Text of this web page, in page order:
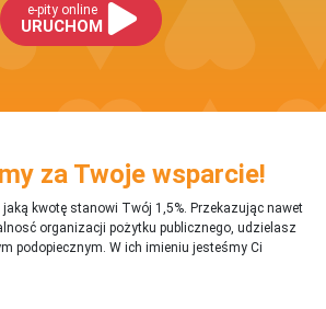
e-pity online
URUCHOM
za Twoje wsparcie!
kwotę stanowi Twój 1,5%. Przekazując nawet
organizacji pożytku publicznego, udzielasz
podopiecznym. W ich imieniu jesteśmy Ci